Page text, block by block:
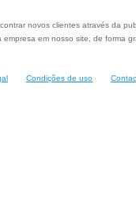
novos clientes através da
em nosso site, de forma
Condições de uso